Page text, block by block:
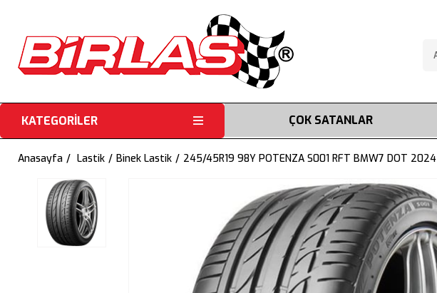
KATEGORİLER ÇOK SATANLAR
Anasayfa Lastik Binek Lastik 245/45R19 98Y POTENZA S001 RFT BMW7 DOT 2024